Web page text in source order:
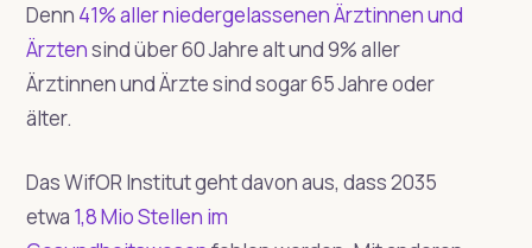
Denn 41% aller niedergelassenen Ärztinnen und
Ärztensind über 60 Jahre alt und 9% aller
Ärztinnen und Ärzte sind sogar 65 Jahre oder
älter.
Das WifOR Institut geht davon aus, dass 2035
etwa 1,8 Mio Stellen im